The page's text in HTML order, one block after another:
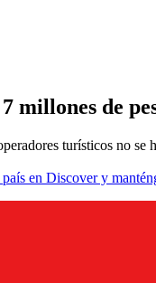
millones de
turísticos no se
en Discover y